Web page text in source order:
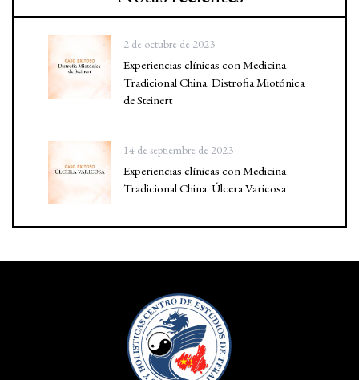
2 de octubre de 2023
Experiencias clínicas con Medicina
Tradicional China. Distrofia Miotónica
de Steinert
14 de septiembre de 2023
Experiencias clínicas con Medicina
Tradicional China. Úlcera Varicosa